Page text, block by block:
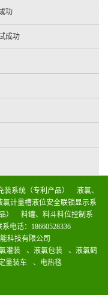
功
成功
系统（专利产品）
液氯、
氯计量槽液位安全联锁显示系
）
料罐、料斗料位控制系
电话： 18660528336
科技有限公司
灌装 、 液氯包装 、 液氯鹤
量装车 、 电热毯